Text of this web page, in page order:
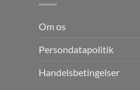
Om os
Persondatapolitik
Handelsbetingelser